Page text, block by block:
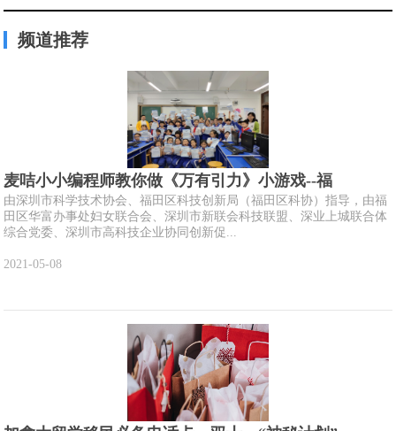
频道推荐
麦咭小小编程师教你做《万有引力》小游戏--福
由深圳市科学技术协会、福田区科技创新局（福田区科协）指导，由福
田区华富办事处妇女联合会、深圳市新联会科技联盟、深业上城联合体
综合党委、深圳市高科技企业协同创新促...
2021-05-08